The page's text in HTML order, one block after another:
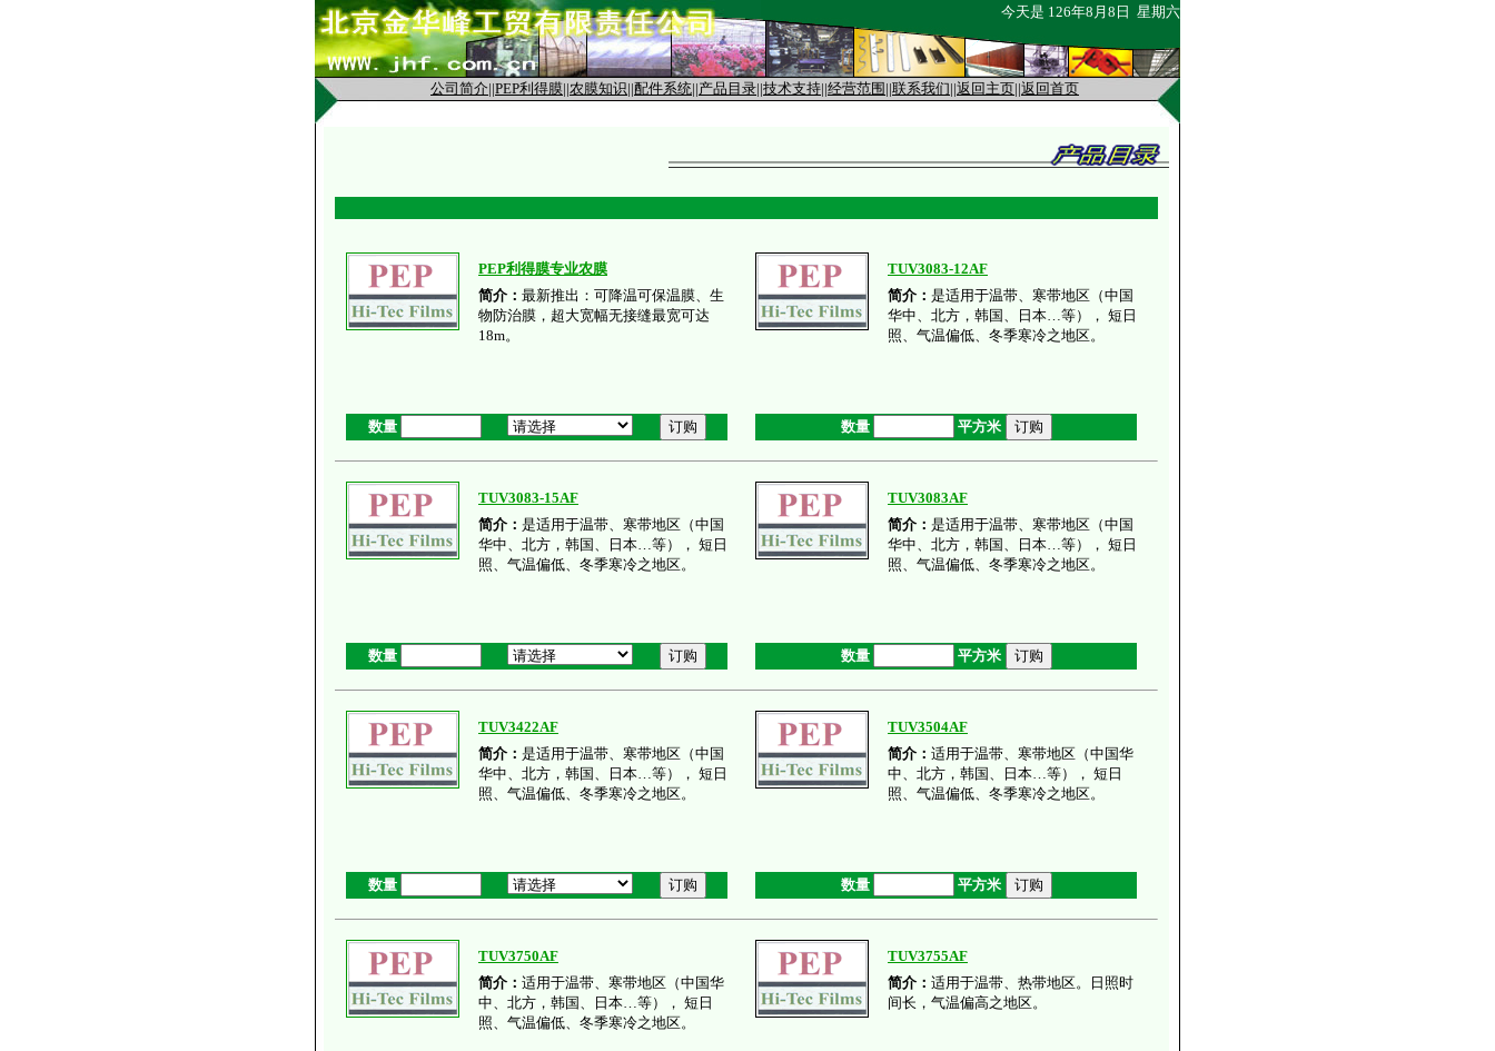
今天是 126年8月8日 星期六
公司简介||PEP利得膜||农膜知识||配件系统||产品目录||技术支持||经营范围 ||联系我们||返回主页||返回首页
PEP利得膜专业农膜
简介： 最新推出：可降温可保温膜、生
物防治膜，超大宽幅无接缝最宽可达
18m。
数量
TUV3083-12AF
简介： 是适用于温带、寒带地区（中国
华中、北方，韩国、日本…等）， 短日
照、气温偏低、冬季寒冷之地区。
数量 平方米
TUV3083-15AF
简介： 是适用于温带、寒带地区（中国
华中、北方，韩国、日本…等）， 短日
照、气温偏低、冬季寒冷之地区。
数量
TUV3083AF
简介： 是适用于温带、寒带地区（中国
华中、北方，韩国、日本…等）， 短日
照、气温偏低、冬季寒冷之地区。
数量 平方米
TUV3422AF
简介： 是适用于温带、寒带地区（中国
华中、北方，韩国、日本…等）， 短日
照、气温偏低、冬季寒冷之地区。
数量
TUV3504AF
简介： 适用于温带、寒带地区（中国华
中、北方，韩国、日本…等）， 短日
照、气温偏低、冬季寒冷之地区。
数量 平方米
TUV3750AF
简介： 适用于温带、寒带地区（中国华
中、北方，韩国、日本…等）， 短日
照、气温偏低、冬季寒冷之地区。
TUV3755AF
简介： 适用于温带、热带地区。日照时
间长，气温偏高之地区。